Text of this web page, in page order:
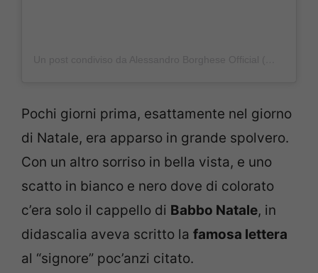
Pochi giorni prima, esattamente nel giorno
di Natale, era apparso in grande spolvero.
Con un altro sorriso in bella vista, e uno
scatto in bianco e nero dove di colorato
c’era solo il cappello di Babbo Natale, in
didascalia aveva scritto la famosa lettera
al “signore” poc’anzi citato.